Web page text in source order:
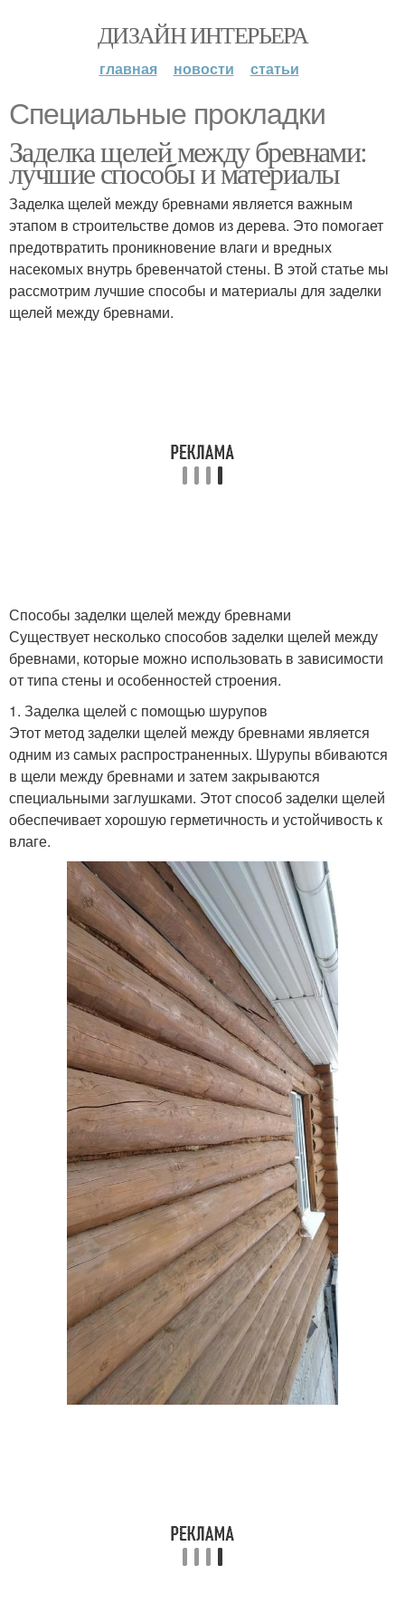
ДИЗАЙН ИНТЕРЬЕРА
главная новости статьи
Специальные прокладки
Заделка щелей между бревнами:
лучшие способы и материалы
Заделка щелей между бревнами является важным
этапом в строительстве домов из дерева. Это помогает
предотвратить проникновение влаги и вредных
насекомых внутрь бревенчатой стены. В этой статье мы
рассмотрим лучшие способы и материалы для заделки
щелей между бревнами.
Способы заделки щелей между бревнами
Существует несколько способов заделки щелей между
бревнами, которые можно использовать в зависимости
от типа стены и особенностей строения.
1. Заделка щелей с помощью шурупов
Этот метод заделки щелей между бревнами является
одним из самых распространенных. Шурупы вбиваются
в щели между бревнами и затем закрываются
специальными заглушками. Этот способ заделки щелей
обеспечивает хорошую герметичность и устойчивость к
влаге.